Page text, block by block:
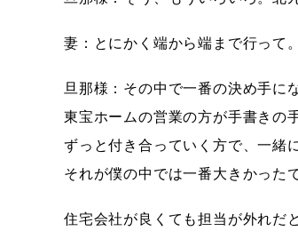
妻：とにかく端から端まで行って。
旦那様：その中で一番の決め手に
東宝ホームの営業の方が手書きの
ずっと付き合っていく方で、一緒
それが僕の中では一番大きかった
住宅会社が良くても担当が外れだ